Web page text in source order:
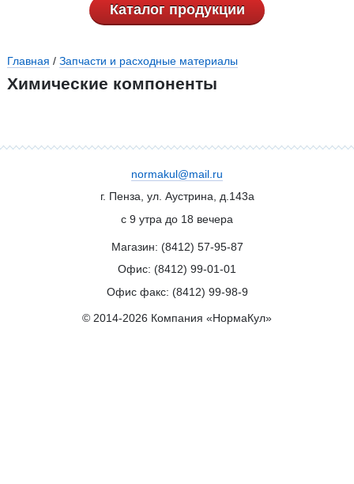
Каталог продукции
Вы здесь
Главная / Запчасти и расходные материалы
Химические компоненты
normakul@mail.ru
г. Пенза, ул. Аустрина, д.143а
с 9 утра до 18 вечера
Магазин: (8412) 57-95-87
Офис: (8412) 99-01-01
Офис факс: (8412) 99-98-9
© 2014-2026 Компания «НормаКул»